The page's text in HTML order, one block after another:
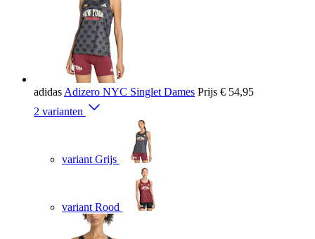
adidas Adizero NYC Singlet Dames Prijs € 54,95
2 varianten
variant Grijs
variant Rood